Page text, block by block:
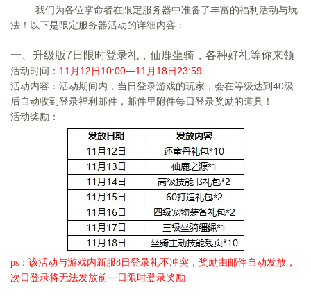
我们为各位掌命者在限定服务器中准备了丰富的福利活动与玩
法！以下是限定服务器活动的详细内容：
一、升级版7日限时登录礼，仙鹿坐骑，各种好礼等你来领
活动时间： 11 月12日10:00—11月18日23:59
活动内容：活动期间内，当日登录游戏的玩家，会在等级达到40级
后自动收到登录福利邮件，邮件里附件每日登录奖励的道具！
活动奖励：
ps：该活动与游戏内新服8日登录礼不冲突，奖励由邮件自动发放，
次日登录将无法发放前一日限时登录奖励